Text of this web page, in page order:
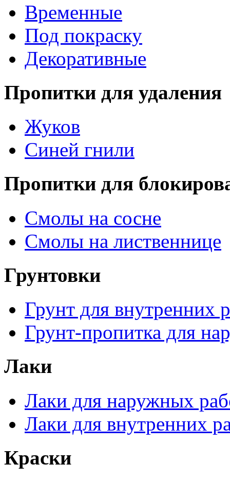
Временные
Под покраску
Декоративные
Пропитки для удаления
Жуков
Синей гнили
Пропитки для
Смолы на сосне
Смолы на лиственнице
Грунтовки
Грунт для внутренних
Грунт-пропитка для
Лаки
Лаки для наружных
Лаки для внутренних
Краски